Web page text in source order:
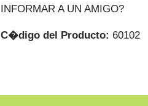
INFORMAR A UN AMIGO?
C�digo del Producto: 60102